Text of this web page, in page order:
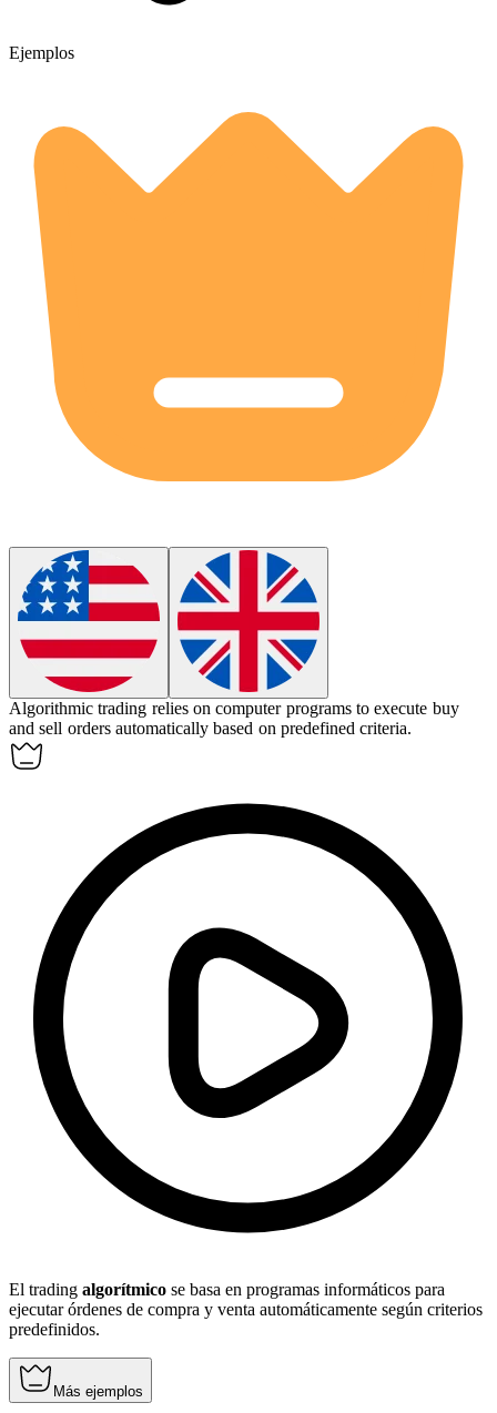
Ejemplos
Algorithmic trading relies on computer programs to execute buy
and sell orders automatically based on predefined criteria.
El trading algorítmico se basa en programas informáticos para
ejecutar órdenes de compra y venta automáticamente según criterios
predefinidos.
Más ejemplos